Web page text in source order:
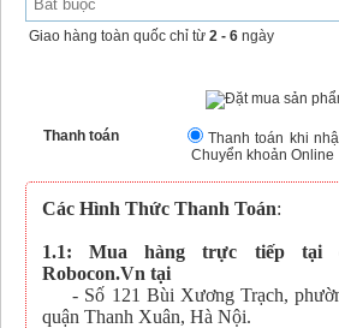
Giao hàng toàn quốc chỉ từ 2 - 6 ngày
Thanh toán
Thanh toán khi
Chuyển khoản Online
Các Hình Thức Thanh Toán:
1.1: Mua hàng trực tiếp tại
Robocon.Vn tại
- Số 121 Bùi Xương Trạch,
quận Thanh Xuân, Hà Nội.